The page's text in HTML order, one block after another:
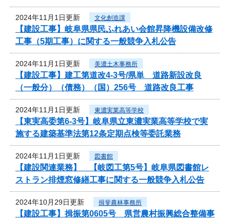
2024年11月1日更新 文化創造課
【建設工事】岐阜県県民ふれあい会館昇降機設備改修
工事（5期工事）に関する一般競争入札公告
2024年11月1日更新 美濃土木事務所
【建設工事】建工第道改4-3号/県単 道路新設改良
（一般分）（債務）（国）256号 道路改良工事
2024年11月1日更新 東濃実業高等学校
【東実高委第6-3号】岐阜県立東濃実業高等学校で実
施する建築基準法第12条定期点検等委託業務
2024年11月1日更新 図書館
【建設関連業務】 【岐図工第5号】岐阜県図書館レ
ストラン排煙窓修繕工事に関する一般競争入札公告
2024年10月29日更新 揖斐農林事務所
【建設工事】揖振第0605号 県営農村振興総合整備事